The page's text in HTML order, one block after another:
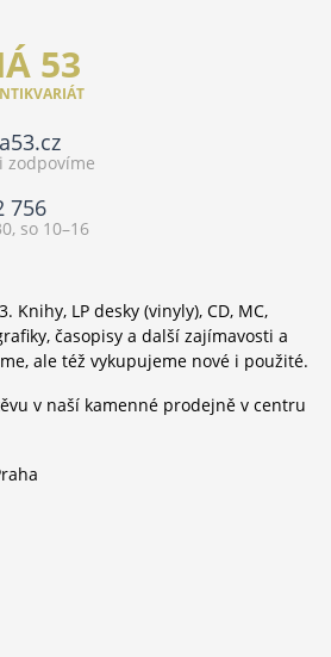
53
zodpovíme
756
so 10–16
Knihy, LP desky (vinyly), CD, MC,
časopisy a další zajímavosti a
ale též vykupujeme nové i použité.
v naší kamenné prodejně v centru